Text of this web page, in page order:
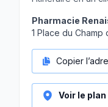
Pharmacie
1 Place du Champ
Copier
Voir le plan